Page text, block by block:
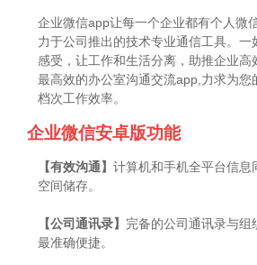
企业微信app让每一个企业都有个人微
力于公司推出的技术专业通信工具。一
感受，让工作和生活分离，助推企业高
最高效的办公室沟通交流app,力求为您
档次工作效率。
企业微信安卓版功能
【有效沟通】计算机和手机全平台信息
空间储存。
【公司通讯录】 完备的公司通讯录与组
最准确便捷。